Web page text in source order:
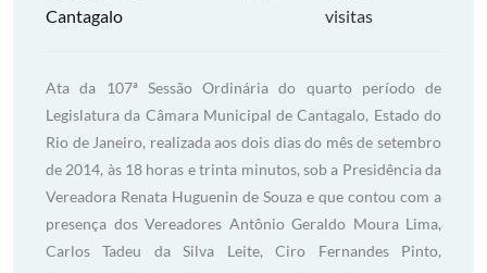
Cantagalo
visitas
Ata da 107ª Sessão Ordinária do quarto período de
Legislatura da Câmara Municipal de Cantagalo, Estado do
Rio de Janeiro, realizada aos dois dias do mês de setembro
de 2014, às 18 horas e trinta minutos, sob a Presidência da
Vereadora Renata Huguenin de Souza e que contou com a
presença dos Vereadores Antônio Geraldo Moura Lima,
Carlos Tadeu da Silva Leite, Ciro Fernandes Pinto,